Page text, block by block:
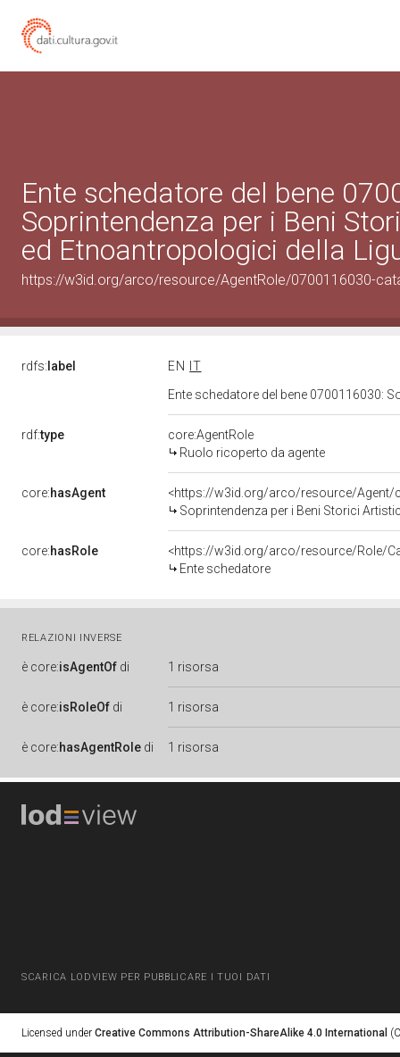
Ente schedatore del bene
Soprintendenza per i Beni
ed Etnoantropologici della
https://w3id.org/arco/resource/AgentRole/0700116030-
rdfs: label EN
IT
Ente schedatore del bene 0700116030:
rdf:type
core:AgentRole
Ruolo ricoperto da agente
core:hasAgent
<https://w3id.org/arco/resource/Agent/
Soprintendenza per i Beni Storici
core:hasRole
<https://w3id.org/arco/resource/Role/
Ente schedatore
RELAZIONI INVERSE
è core:isAgentOf di 1 risorsa
è core:isRoleOf di 1 risorsa
è core:hasAgentRole di 1 risorsa
SCARICA LODVIEW PER PUBBLICARE I TUOI DATI
Licensed under Creative Commons Attribution-ShareAlike 4.0 International